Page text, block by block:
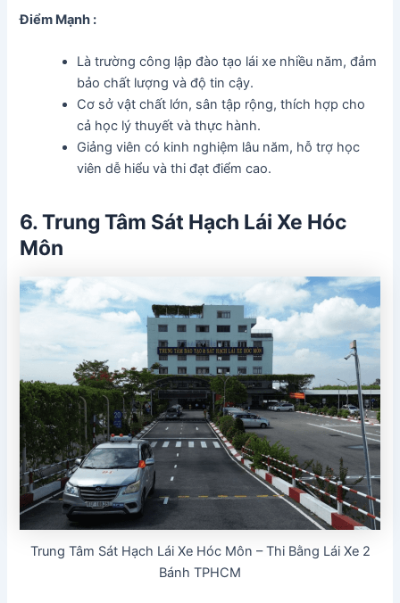
Điểm Mạnh :
Là trường công lập đào tạo lái xe nhiều năm, đảm
bảo chất lượng và độ tin cậy.
Cơ sở vật chất lớn, sân tập rộng, thích hợp cho
cả học lý thuyết và thực hành.
Giảng viên có kinh nghiệm lâu năm, hỗ trợ học
viên dễ hiểu và thi đạt điểm cao.
6. Trung Tâm Sát Hạch Lái Xe Hóc
Môn
Trung Tâm Sát Hạch Lái Xe Hóc Môn – Thi Bằng Lái Xe 2
Bánh TPHCM